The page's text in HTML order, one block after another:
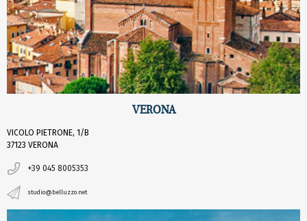
VERONA
VICOLO PIETRONE, 1/B
37123 VERONA
+39 045 8005353
studio@belluzzo.net